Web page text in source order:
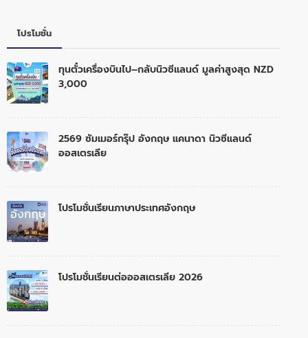
โปรโมชั่น
ทุนตั๋วเครื่องบินไป–กลับนิวซีแลนด์ มูลค่าสูงสุด NZD
3,000
2569 ซัมเมอร์กรุ๊ป อังกฤษ แคนาดา นิวซีแลนด์
ออสเตรเลีย
โปรโมชั่นเรียนภาษาประเทศอังกฤษ
โปรโมชั่นเรียนต่อออสเตรเลีย 2026